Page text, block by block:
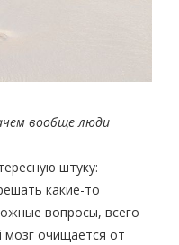
вообще люди
штуку:
какие-то
вопросы, всего
мозг очищается от